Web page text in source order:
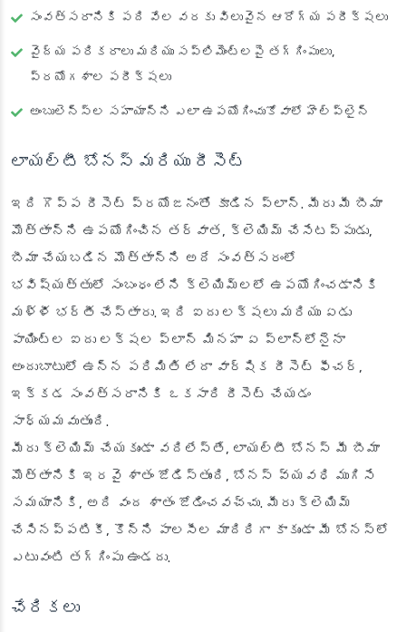
సంవత్సరానికి పది వేల వరకు విలువైన ఆరోగ్య పరీక్షలు
వైద్య పరికరాలు మరియు సప్లిమెంట్లపై తగ్గింపులు,
ప్రయోగశాల పరీక్షలు
అంబులెన్స్‌ల సహాయాన్ని ఎలా ఉపయోగించుకోవాలో హెల్ప్‌లైన్
లాయల్టీ బోనస్ మరియు రీసెట్
ఇది గొప్ప రీసెట్ ప్రయోజనంతో కూడిన ప్లాన్. మీరు మీ బీమా
మొత్తాన్ని ఉపయోగించిన తర్వాత, క్లెయిమ్ చేసేటప్పుడు,
బీమా చేయబడిన మొత్తాన్ని అదే సంవత్సరంలో
భవిష్యత్తులో సంబంధం లేని క్లెయిమ్‌లలో ఉపయోగించడానికి
మళ్ళీ భర్తీ చేస్తారు. ఇది ఐదు లక్షలు మరియు ఏడు
పాయింట్ల ఐదు లక్షల ప్లాన్ మినహా ఏ ప్లాన్‌లోనైనా
అందుబాటులో ఉన్న పరిమితి లేదా వార్షిక రీసెట్ ఫీచర్,
ఇక్కడ సంవత్సరానికి ఒకసారి రీసెట్ చేయడం
సాధ్యమవుతుంది.
మీరు క్లెయిమ్ చేయకుండా వదిలేస్తే, లాయల్టీ బోనస్ మీ బీమా
మొత్తానికి ఇరవై శాతం జోడిస్తుంది, బోనస్ వ్యవధి ముగిసే
సమయానికి, అది వంద శాతం జోడించవచ్చు. మీరు క్లెయిమ్
చేసినప్పటికీ, కొన్ని పాలసీల మాదిరిగా కాకుండా మీ బోనస్‌లో
ఎటువంటి తగ్గింపు ఉండదు.
చేరికలు